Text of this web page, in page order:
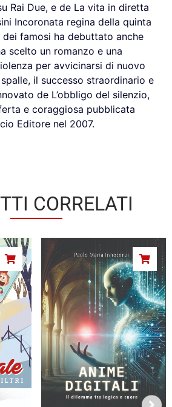
Rai Due, e de La vita in diretta
Incoronata regina della quinta
dei famosi ha debuttato anche
scelto un romanzo e una
per avvicinarsi di nuovo
il successo straordinario e
de L’obbligo del silenzio,
e coraggiosa pubblicata
Editore nel 2007.
CORRELATI